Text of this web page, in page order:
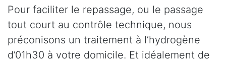
Pour faciliter le repassage, ou le passage
tout court au contrôle technique, nous
préconisons un traitement à l’hydrogène
d’01h30 à votre domicile. Et idéalement de